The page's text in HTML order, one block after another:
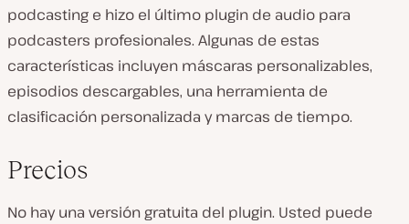
podcasting e hizo el último plugin de audio para
podcasters profesionales. Algunas de estas
características incluyen máscaras personalizables,
episodios descargables, una herramienta de
clasificación personalizada y marcas de tiempo.
Precios
No hay una versión gratuita del plugin. Usted puede